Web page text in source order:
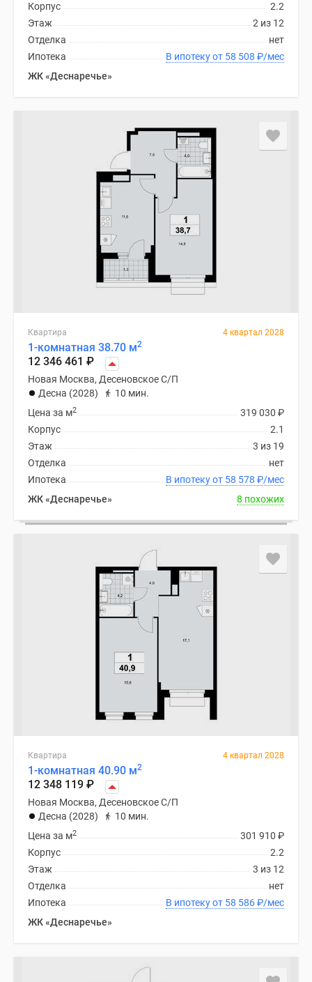
2.2
Корпус
2 из 12
Этаж
нет
Отделка
В ипотеку от 58 508 ₽/мес
Ипотека
ЖК «Деснаречье»
Квартира 4 квартал 2028
1-комнатная 38.70 м2
12 346 461 ₽
Новая Москва, Десеновское С/П
Десна (2028)
10 мин.
319 030 ₽
Цена за м2
2.1
Корпус
3 из 19
Этаж
нет
Отделка
В ипотеку от 58 578 ₽/мес
Ипотека
ЖК «Деснаречье»
8 похожих
Квартира 4 квартал 2028
1-комнатная 40.90 м2
12 348 119 ₽
Новая Москва, Десеновское С/П
Десна (2028)
10 мин.
301 910 ₽
Цена за м2
2.2
Корпус
3 из 12
Этаж
нет
Отделка
В ипотеку от 58 586₽/мес
Ипотека
ЖК «Деснаречье»